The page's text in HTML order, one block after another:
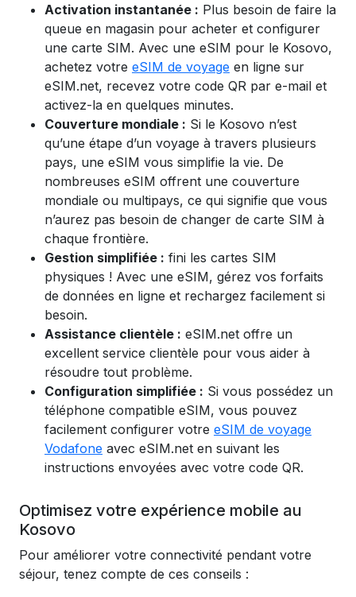
Activation instantanée : Plus besoin de faire la
queue en magasin pour acheter et configurer
une carte SIM. Avec une eSIM pour le Kosovo,
achetez votre eSIM de voyage en ligne sur
eSIM.net, recevez votre code QR par e-mail et
activez-la en quelques minutes.
Couverture mondiale : Si le Kosovo n’est
qu’une étape d’un voyage à travers plusieurs
pays, une eSIM vous simplifie la vie. De
nombreuses eSIM offrent une couverture
mondiale ou multipays, ce qui signifie que vous
n’aurez pas besoin de changer de carte SIM à
chaque frontière.
Gestion simplifiée : fini les cartes SIM
physiques ! Avec une eSIM, gérez vos forfaits
de données en ligne et rechargez facilement si
besoin.
Assistance clientèle : eSIM.net offre un
excellent service clientèle pour vous aider à
résoudre tout problème.
Configuration simplifiée : Si vous possédez un
téléphone compatible eSIM, vous pouvez
facilement configurer votre eSIM de voyage
Vodafone avec eSIM.net en suivant les
instructions envoyées avec votre code QR.
Optimisez votre expérience mobile au
Kosovo
Pour améliorer votre connectivité pendant votre
séjour, tenez compte de ces conseils :